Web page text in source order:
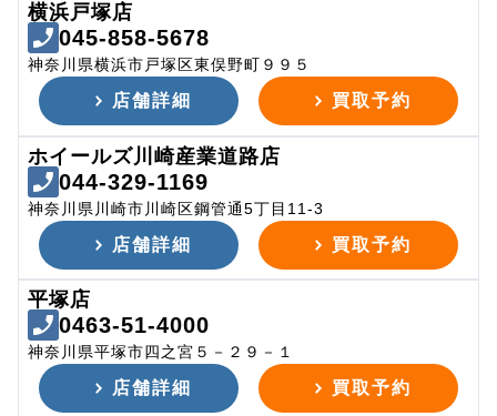
横浜戸塚店
045-858-5678
神奈川県横浜市戸塚区東俣野町９９５
店舗詳細 買取予約
ホイールズ川崎産業道路店
044-329-1169
神奈川県川崎市川崎区鋼管通5丁目11-3
店舗詳細 買取予約
平塚店
0463-51-4000
神奈川県平塚市四之宮５－２９－１
店舗詳細 買取予約